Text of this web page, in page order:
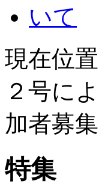
現在位置
２号に
加者募集
特集